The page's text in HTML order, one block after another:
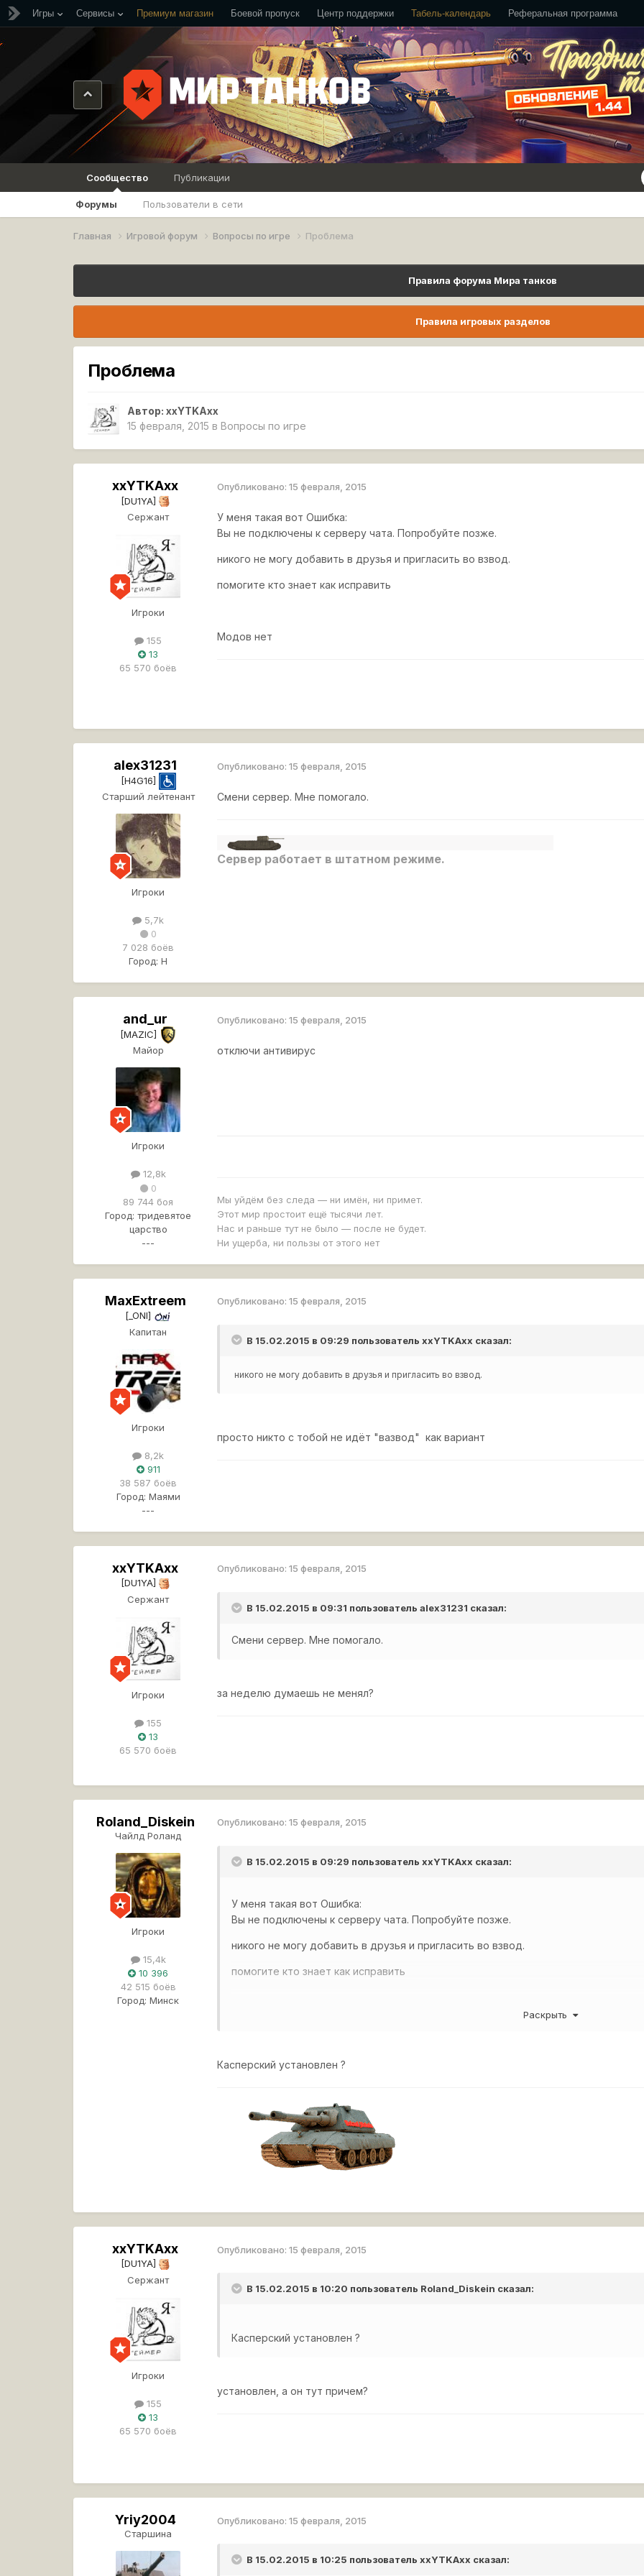
Игры Сервисы Премиум магазин Боевой пропуск Центр поддержки Табель-календарь Реферальная программа
Сообщество
Форумы Пользователи в сети
Публикации
Главная Игровой форум Вопросы по игре Проблема
Правила форума Мира танков
Правила игровых разделов
Проблема
Автор:xxYTKAxx
15 февраля, 2015 в Вопросы по игре
xxYTKAxx
[DU1YA]
Сержант
Игроки
155
13
65 570 боёв
Опубликовано:15 февраля, 2015
У меня такая вот Ошибка:
Вы не подключены к серверу чата. Попробуйте позже.
никого не могу добавить в друзья и пригласить во взвод.
помогите кто знает как исправить
Модов нет
alex31231
[H4G16]
Старший лейтенант
Игроки
5,7k
0
7 028 боёв
Город: Н
Опубликовано:15 февраля, 2015
Смени сервер. Мне помогало.
Сервер работает в штатном режиме.
and_ur
[MAZIC]
Майор
Игроки
12,8k
0
89 744 боя
Город: тридевятое
царство
---
Опубликовано:15 февраля, 2015
отключи антивирус
Мы уйдём без следа — ни имён, ни примет.
Этот мир простоит ещё тысячи лет.
Нас и раньше тут не было — после не будет.
Ни ущерба, ни пользы от этого нет
MaxExtreem
[_ONI]
Капитан
Игроки
8,2k
911
38 587 боёв
Город: Маями
---
Опубликовано:15 февраля, 2015
В 15.02.2015 в 09:29 пользовательxxYTKAxx сказал:
никого не могу добавить в друзья и пригласить во взвод.
просто никто с тобой не идёт "вазвод" как вариант
xxYTKAxx
[DU1YA]
Сержант
Игроки
155
13
65 570 боёв
Опубликовано:15 февраля, 2015
В 15.02.2015 в 09:31 пользовательalex31231 сказал:
Смени сервер. Мне помогало.
за неделю думаешь не менял?
Roland_Diskein
Чайлд Роланд
Игроки
15,4k
10 396
42 515 боёв
Город: Минск
Опубликовано:15 февраля, 2015
В 15.02.2015 в 09:29 пользовательxxYTKAxx сказал:
У меня такая вот Ошибка:
Вы не подключены к серверу чата. Попробуйте позже.
никого не могу добавить в друзья и пригласить во взвод.
помогите кто знает как исправить
Раскрыть
Касперский установлен ?
xxYTKAxx
[DU1YA]
Сержант
Игроки
155
13
65 570 боёв
Опубликовано:15 февраля, 2015
В 15.02.2015 в 10:20 пользователь Roland_Diskein сказал:
Касперский установлен ?
установлен, а он тут причем?
Yriy2004
Старшина
Опубликовано:15 февраля, 2015
В 15.02.2015 в 10:25 пользовательxxYTKAxx сказал: